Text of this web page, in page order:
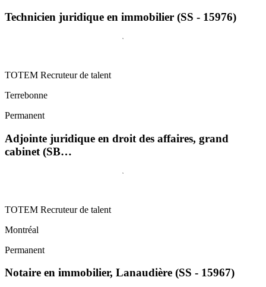
Technicien juridique en immobilier (SS - 15976)
TOTEM Recruteur de talent
Terrebonne
Permanent
Adjointe juridique en droit des affaires, grand
cabinet (SB…
TOTEM Recruteur de talent
Montréal
Permanent
Notaire en immobilier, Lanaudière (SS - 15967)